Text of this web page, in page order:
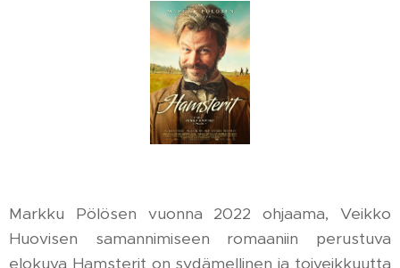
Markku Pölösen vuonna 2022 ohjaama, Veikko
Huovisen samannimiseen romaaniin perustuva
elokuva Hamsterit on sydämellinen ja toiveikkuutta